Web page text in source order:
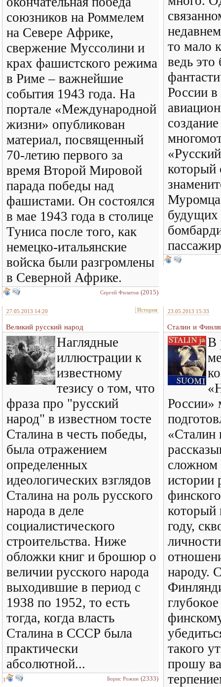
союзников на Роммелем
на Севере Африке,
свержение Муссолини и
крах фашистского режима
в Риме – важнейшие
события 1943 года. На
портале «Международной
жизни» опубликован
материал, посвященный
70-летию первого за
время Второй Мировой
парада победы над
фашистами. Он состоялся
в мае 1943 года в столице
Туниса после того, как
немецко-итальянские
войска были разгромлены
в Северной Африке.
Сергей Филатов (2015)
то мало
ведь это
России в
который
27.05.2013 14:20 История
Великий русский народ
Наглядные
иллюстрации к
известному
тезису о том, что
фраза про "русский
народ" в известном тосте
Сталина в честь победы,
была отражением
определенных
идеологических взглядов
Сталина на роль русского
народа в деле
социалистического
строительства. Ниже
обложки книг и брошюр о
величии русского народа
выходившие в период с
1938 по 1952, то есть
тогда, когда власть
Сталина в СССР была
практически
абсолютной...
1 Борис Рожин (2333)
23.05.2013 15:33
Сталин и
В
России»
«Сталин
сложном
истории
который
году,
народу.
такого
прошу